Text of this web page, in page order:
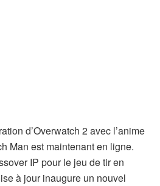
d’Overwatch 2 avec l’anime
Man est maintenant en ligne.
IP pour le jeu de tir en
à jour inaugure un nouvel